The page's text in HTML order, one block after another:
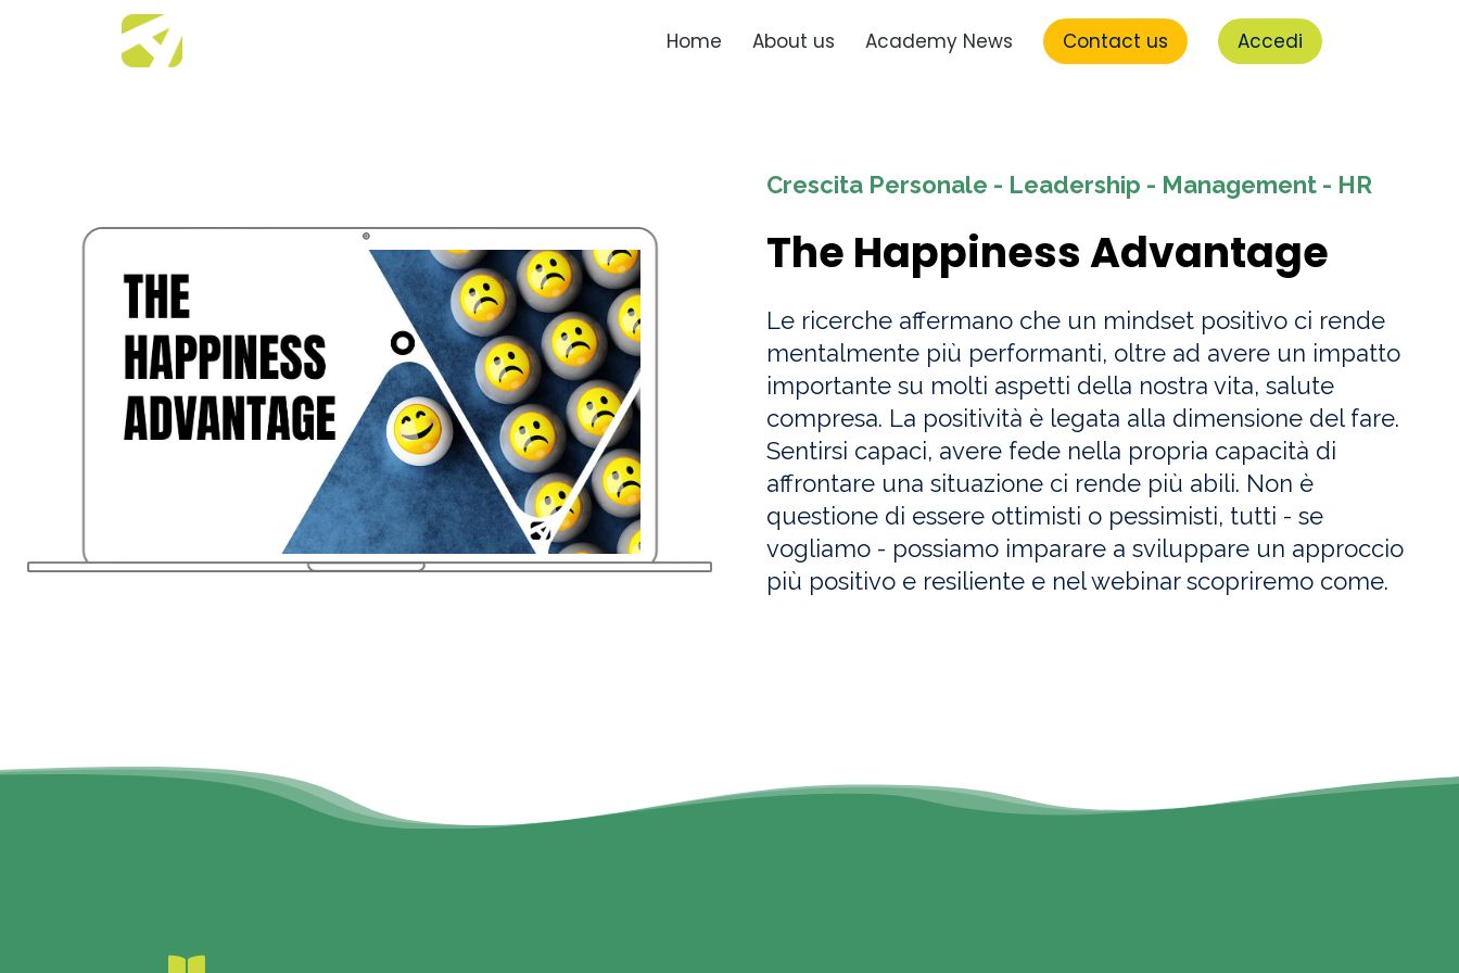
Home About us Academy News Contact us Accedi
Crescita Personale - Leadership - Management - HR
The Happiness Advantage
Le ricerche affermano che un mindset positivo ci rende
mentalmente più performanti, oltre ad avere un impatto
importante su molti aspetti della nostra vita, salute
compresa. La positività è legata alla dimensione del fare.
Sentirsi capaci, avere fede nella propria capacità di
affrontare una situazione ci rende più abili. Non è
questione di essere ottimisti o pessimisti, tutti - se
vogliamo - possiamo imparare a sviluppare un approccio
più positivo e resiliente e nel webinar scopriremo come.